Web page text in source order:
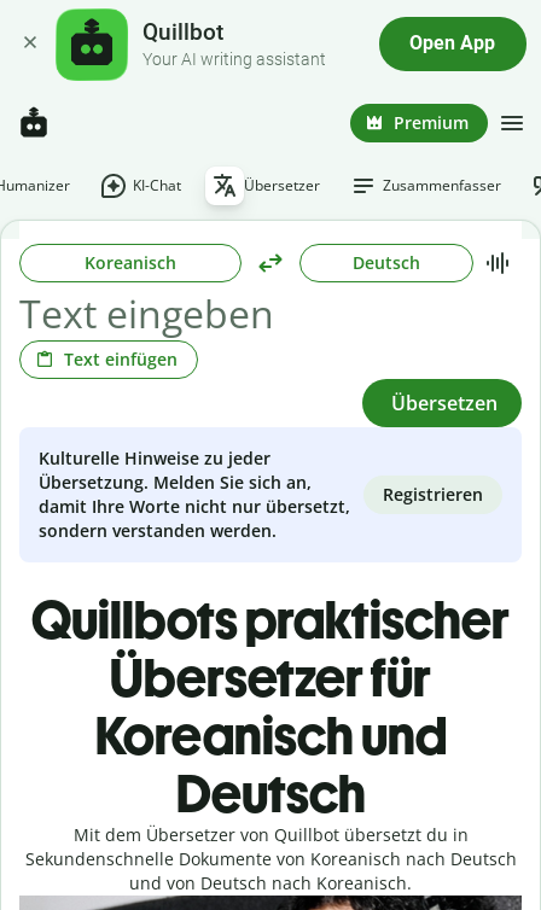
Quillbot
Your AI writing assistant
Open App
Premium
KI-Chat Übersetzer Zusammenfasser
Koreanisch Deutsch
Text einfügen
Übersetzen
Kulturelle Hinweise zu jeder
Übersetzung. Melden Sie sich an,
damit Ihre Worte nicht nur übersetzt,
sondern verstanden werden.
Registrieren
Quillbots praktischer
Übersetzer für
Koreanisch und
Deutsch
Mit dem Übersetzer von Quillbot übersetzt du in
Sekundenschnelle Dokumente von Koreanisch nach Deutsch
und von Deutsch nach Koreanisch.